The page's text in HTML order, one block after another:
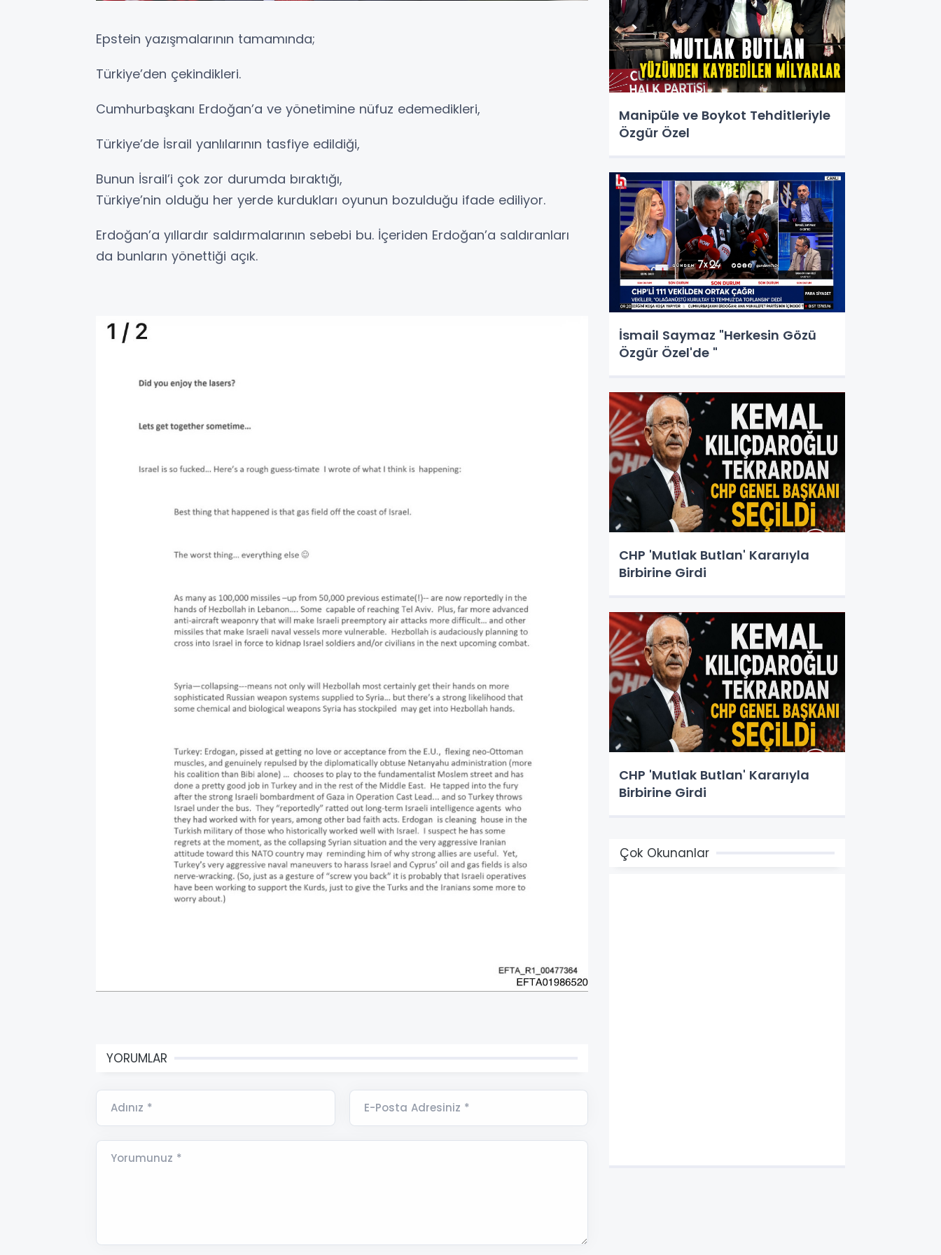
Epstein yazışmalarının tamamında;
Türkiye’den çekindikleri.
Cumhurbaşkanı Erdoğan’a ve yönetimine nüfuz edemedikleri,
Türkiye’de İsrail yanlılarının tasfiye edildiği,
Bunun İsrail’i çok zor durumda bıraktığı,
Türkiye’nin olduğu her yerde kurdukları oyunun bozulduğu ifade ediliyor.
Erdoğan’a yıllardır saldırmalarının sebebi bu. İçeriden Erdoğan’a saldıranları
da bunların yönettiği açık.
YORUMLAR
Adınız * E-Posta Adresiniz *
Yorumunuz *
Manipüle ve Boykot Tehditleriyle
Özgür Özel
İsmail Saymaz "Herkesin Gözü
Özgür Özel'de "
CHP 'Mutlak Butlan' Kararıyla
Birbirine Girdi
CHP 'Mutlak Butlan' Kararıyla
Birbirine Girdi
Çok Okunanlar